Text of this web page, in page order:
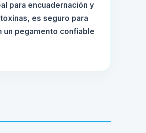
para encuadernación y
es seguro para
un pegamento confiable